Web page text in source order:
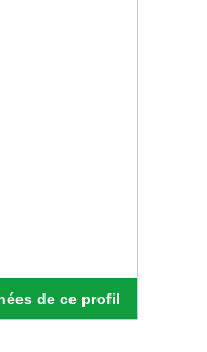
de ce profil